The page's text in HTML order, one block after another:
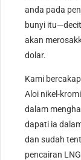
anda pada
bunyi
akan
dolar.
Kami
Aloi nikel-
dalam
dapati ia
dan sudah
pencairan